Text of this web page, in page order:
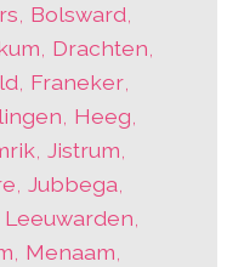
Bolsward
Drachten
Franeker
Heeg
Jistrum
Jubbega
Leeuwarden
Menaam